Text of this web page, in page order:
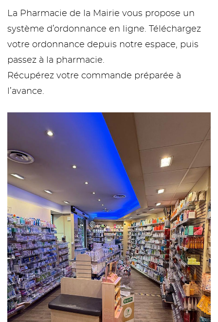
La Pharmacie de la Mairie vous propose un
système d’ordonnance en ligne. Téléchargez
votre ordonnance depuis notre espace, puis
passez à la pharmacie.
Récupérez votre commande préparée à
l’avance.